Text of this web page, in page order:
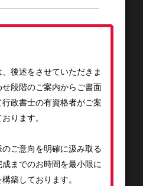
後述をさせていただきま
段階のご案内からご書面
政書士の有資格者がご案
ります。
ご意向を明確に汲み取る
までのお時間を最小限に
築しております。